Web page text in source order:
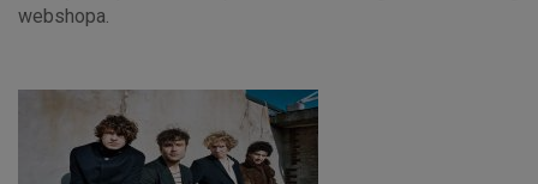
webshopa.
Nužni (tehnički) kolačići - uvijek aktivni
ne mogu se isključiti u našim sustavima. Uobičajeno se
postavljaju kao odgovor na vaše radnje koje uključuju zahtjev
za uslugama, kao što su postavke kolačića. Svoj preglednik
možete postaviti da blokira te kolačiće ili pošalje upozorenje